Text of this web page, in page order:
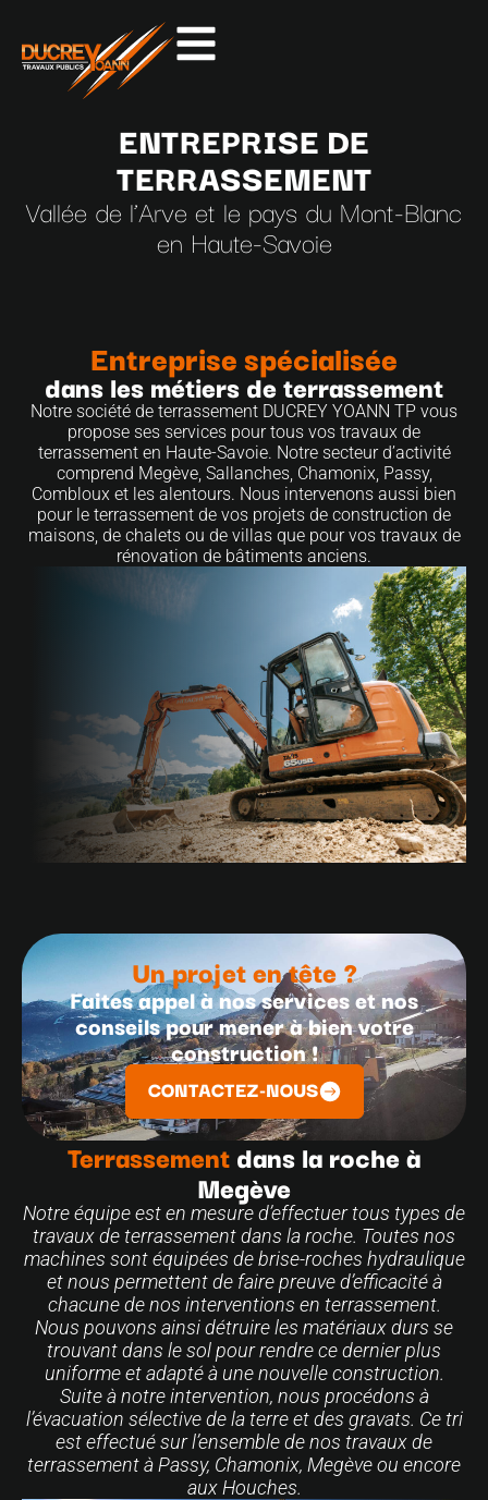
ENTREPRISE DE
TERRASSEMENT
Vallée de l’Arve et le pays du Mont-Blanc
en Haute-Savoie
Entreprise spécialisée
dans les métiers de terrassement
Notre société de terrassement DUCREY YOANN TP vous
propose ses services pour tous vos travaux de
terrassement en Haute-Savoie. Notre secteur d’activité
comprend Megève, Sallanches, Chamonix, Passy,
Combloux et les alentours. Nous intervenons aussi bien
pour le terrassement de vos projets de construction de
maisons, de chalets ou de villas que pour vos travaux de
rénovation de bâtiments anciens.
Un projet en tête ?
Faites appel à nos services et nos
conseils pour mener à bien votre
construction !
CONTACTEZ-NOUS
Terrassementdans la roche à
Megève
Notre équipe est en mesure d’effectuer tous types de
travaux de terrassement dans la roche. Toutes nos
machines sont équipées de brise-roches hydraulique
et nous permettent de faire preuve d’efficacité à
chacune de nos interventions en terrassement.
Nous pouvons ainsi détruire les matériaux durs se
trouvant dans le sol pour rendre ce dernier plus
uniforme et adapté à une nouvelle construction.
Suite à notre intervention, nous procédons à
l’évacuation sélective de la terre et des gravats. Ce tri
est effectué sur l’ensemble de nos travaux de
terrassement à Passy, Chamonix, Megève ou encore
aux Houches.